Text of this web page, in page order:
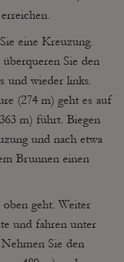
eine Kreuzung.
Sie den
und wieder links.
(274 m) geht es auf
m) führt. Biegen
und nach etwa
Brunnen einen
geht. Weiter
und fahren unter
Sie den